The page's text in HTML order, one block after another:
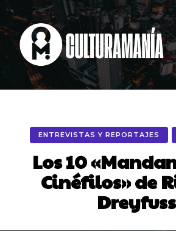
ENTREVISTAS Y REPORTAJES
Los 10
Cinéfilos» de
Dreyfuss